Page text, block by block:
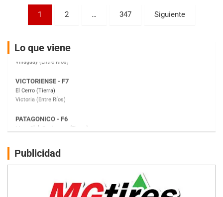
Paginación
entradas
1 2 … 347 Siguiente
Lo que viene
Parque de la Velocidad (Asfalto)
Villaguay (Entre Ríos)
Victoria (Entre Ríos)
Moto Club Reginense (Tierra)
Gral. E. Godoy (Río Negro)
Juventud Unida (Tierra)
Humboldt (Santa Fe)
Ciudad de Avellaneda (Asfalto)
Avellaneda (Santa Fe)
SUR SANTAFESINO - F4
José Samuel Sánchez (Tierra)
Publicidad